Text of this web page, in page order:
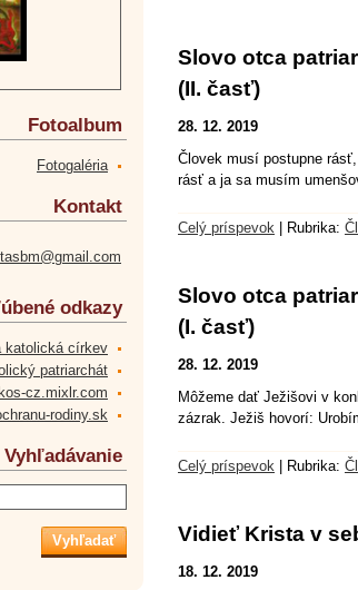
Slovo otca
(II. časť)
28. 12. 2019
Človek musí postupne
rásť a ja sa musím
Celý príspevok Rubrika:
Slovo otca
(I. časť)
28. 12. 2019
Môžeme dať Ježišovi v
zázrak. Ježiš hovorí:
Celý príspevok Rubrika:
Vidieť Krista v
18. 12. 2019
Fotoalbum
Fotogaléria
Kontakt
odkazy
katolická církev
patriarchát
cz.mixlr.com
rodiny.sk
Vyhľadávanie